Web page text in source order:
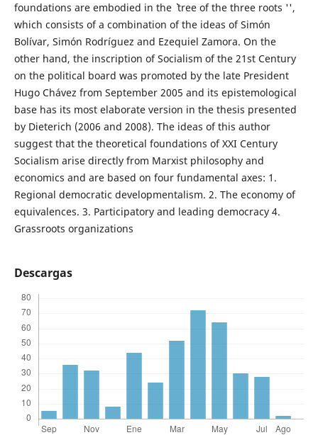
foundations are embodied in the `` tree of the three roots '',
which consists of a combination of the ideas of Simón
Bolívar, Simón Rodríguez and Ezequiel Zamora. On the
other hand, the inscription of Socialism of the 21st Century
on the political board was promoted by the late President
Hugo Chávez from September 2005 and its epistemological
base has its most elaborate version in the thesis presented
by Dieterich (2006 and 2008). The ideas of this author
suggest that the theoretical foundations of XXI Century
Socialism arise directly from Marxist philosophy and
economics and are based on four fundamental axes: 1.
Regional democratic developmentalism. 2. The economy of
equivalences. 3. Participatory and leading democracy 4.
Grassroots organizations
Descargas